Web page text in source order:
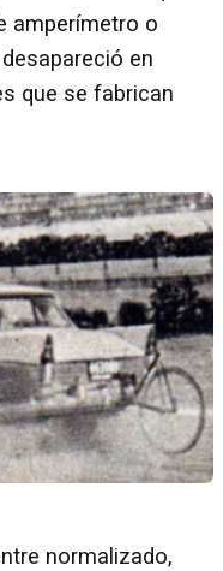
amperímetro o
en
que se fabrican
normalizado,